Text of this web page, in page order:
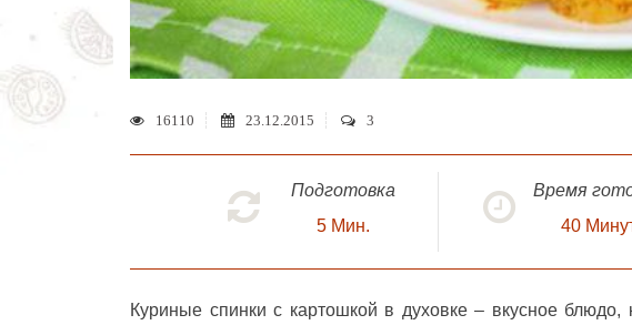
16110 23.12.2015 3
Подготовка
5 Мин.
Время
40
Куриные спинки с картошкой в духовке– вкусное блюдо,